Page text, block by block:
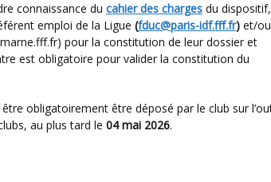
connaissance du cahier des charges du dispositif,
emploi de la Ligue (fduc@paris-idf.fff.fr) et/ou
pour la constitution de leur dossier et
est obligatoire pour valider la constitution du
au plus tard le 04 mai 2026.